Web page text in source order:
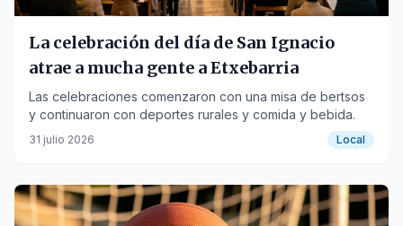
La celebración del día de San Ignacio
atrae a mucha gente a Etxebarria
Las celebraciones comenzaron con una misa de bertsos
y continuaron con deportes rurales y comida y bebida.
31 julio 2026 Local